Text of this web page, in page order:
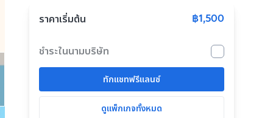
ราคาเริ่มต้น ฿1,500
ชำระในนามบริษัท
ทักแชทฟรีแลนซ์
ดูแพ็กเกจทั้งหมด